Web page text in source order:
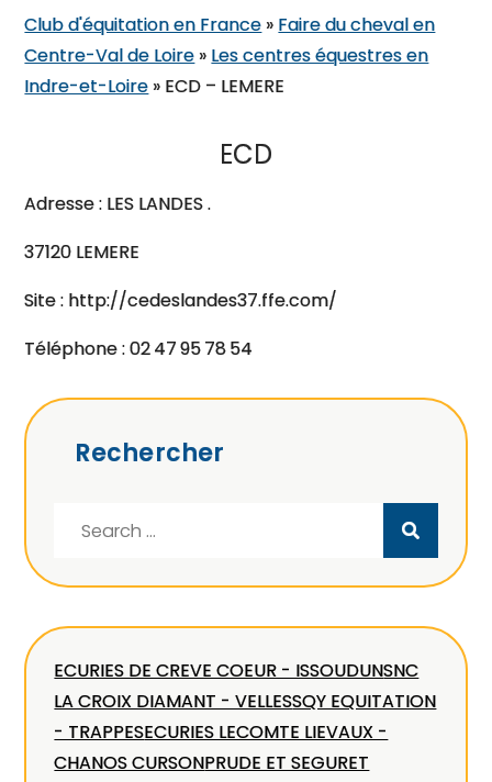
Club d'équitation en France » Faire du cheval en
Centre-Val de Loire » Les centres équestres en
Indre-et-Loire » ECD – LEMERE
ECD
Adresse : LES LANDES .
37120 LEMERE
Site : http://cedeslandes37.ffe.com/
Téléphone : 02 47 95 78 54
Rechercher
ECURIES DE CREVE COEUR - ISSOUDUNSNC
LA CROIX DIAMANT - VELLESSQY EQUITATION
- TRAPPESECURIES LECOMTE LIEVAUX -
CHANOS CURSONPRUDE ET SEGURET